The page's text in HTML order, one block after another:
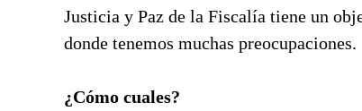
Justicia y Paz de la Fiscalía tiene un
donde tenemos muchas preocupaciones.
¿Cómo cuales?